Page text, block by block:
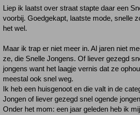
Liep ik laatst over straat stapte daar een
voorbij. Goedgekapt, laatste mode, snelle
het wel.
Maar ik trap er niet meer in. Al jaren niet
ze, die Snelle Jongens. Of liever gezegd
jongens want het laagje vernis dat ze
meestal ook snel weg.
Ik heb een huisgenoot en die valt in de
Jongen of liever gezegd snel ogende
Onder het mom: een jaar geleden heb ik